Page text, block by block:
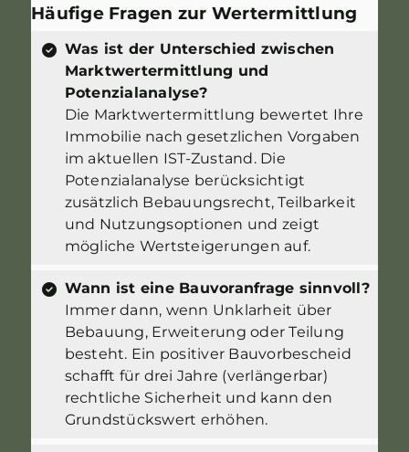
Häufige Fragen zur Wertermittlung
Was ist der Unterschied zwischen
Marktwertermittlung und
Potenzialanalyse?
Die Marktwertermittlung bewertet Ihre
Immobilie nach gesetzlichen Vorgaben
im aktuellen IST-Zustand. Die
Potenzialanalyse berücksichtigt
zusätzlich Bebauungsrecht, Teilbarkeit
und Nutzungsoptionen und zeigt
mögliche Wertsteigerungen auf.
Wann ist eine Bauvoranfrage sinnvoll?
Immer dann, wenn Unklarheit über
Bebauung, Erweiterung oder Teilung
besteht. Ein positiver Bauvorbescheid
schafft für drei Jahre (verlängerbar)
rechtliche Sicherheit und kann den
Grundstückswert erhöhen.